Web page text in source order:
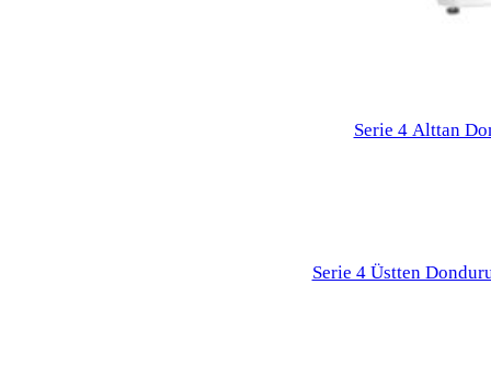
Serie 4 Alttan
Serie 4 Üstten